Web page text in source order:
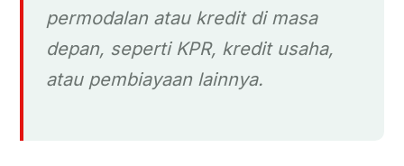
permodalan atau kredit di masa
depan, seperti KPR, kredit usaha,
atau pembiayaan lainnya.